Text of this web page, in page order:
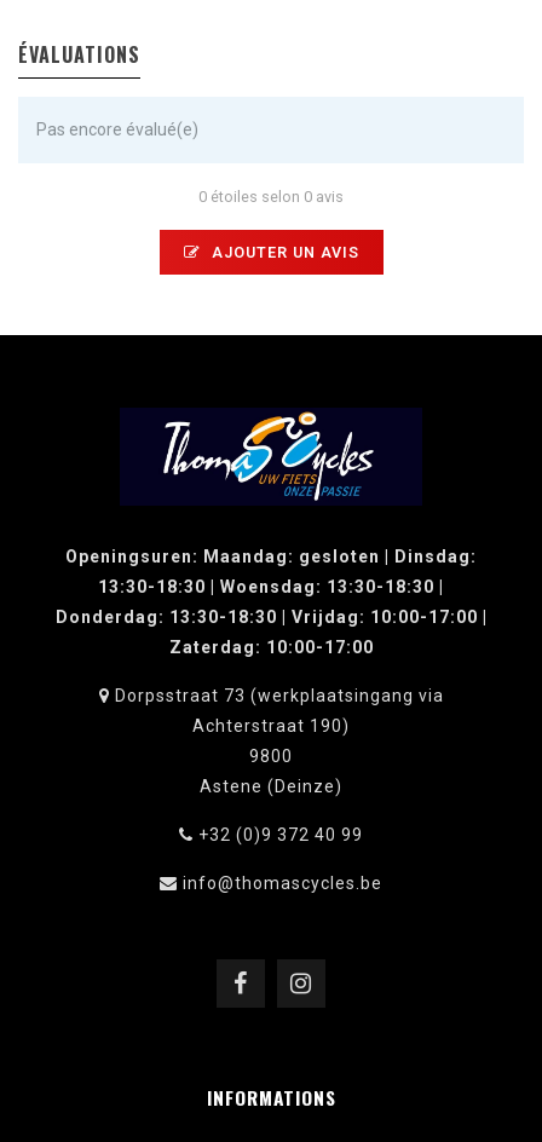
ÉVALUATIONS
Pas encore évalué(e)
0 étoiles selon 0 avis
AJOUTER UN AVIS
Openingsuren: Maandag: gesloten | Dinsdag:
13:30-18:30 | Woensdag: 13:30-18:30 |
Donderdag: 13:30-18:30 | Vrijdag: 10:00-17:00 |
Zaterdag: 10:00-17:00
Dorpsstraat 73 (werkplaatsingang via
Achterstraat 190)
9800
Astene (Deinze)
+32 (0)9 372 40 99
info@thomascycles.be
INFORMATIONS